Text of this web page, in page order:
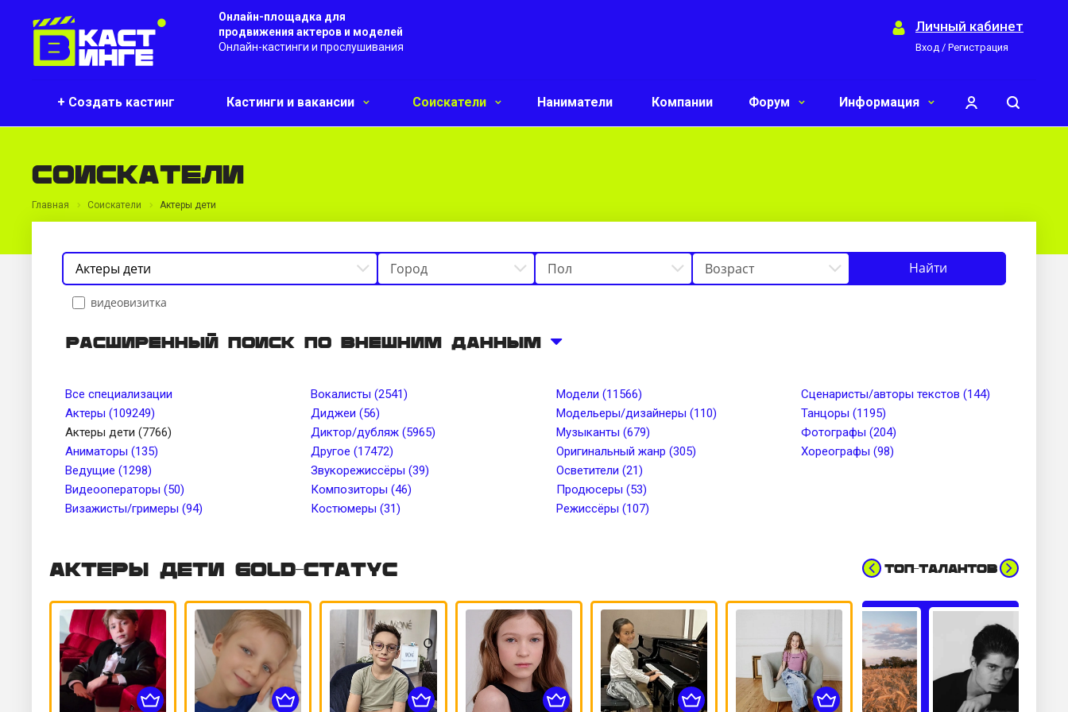
Онлайн-площадка для
продвижения актеров и моделей
Онлайн-кастинги и прослушивания
Личный кабинет
Вход / Регистрация
+ Создать кастинг Кастинги и вакансии Соискатели Наниматели Компании Форум Информация
Соискатели
Главная Соискатели Актеры дети
Найти
видеовизитка
Расширенный поиск по внешним данным
Цвет глаз Тембр голоса Длина волос Цвет волос
Цвет кожи Татуировки Пирсинг
Все специализации
Актеры (109249)
Актеры дети (7766)
Аниматоры (135)
Ведущие (1298)
Видеооператоры (50)
Визажисты/гримеры (94)
Вокалисты (2541)
Диджеи (56)
Диктор/дубляж (5965)
Другое (17472)
Звукорежиссёры (39)
Композиторы (46)
Костюмеры (31)
Модели (11566)
Модельеры/дизайнеры (110)
Музыканты (679)
Оригинальный жанр (305)
Осветители (21)
Продюсеры (53)
Режиссёры (107)
Сценаристы/авторы текстов (144)
Танцоры (1195)
Фотографы (204)
Хореографы (98)
Актеры дети Gold-статус Топ-талантов